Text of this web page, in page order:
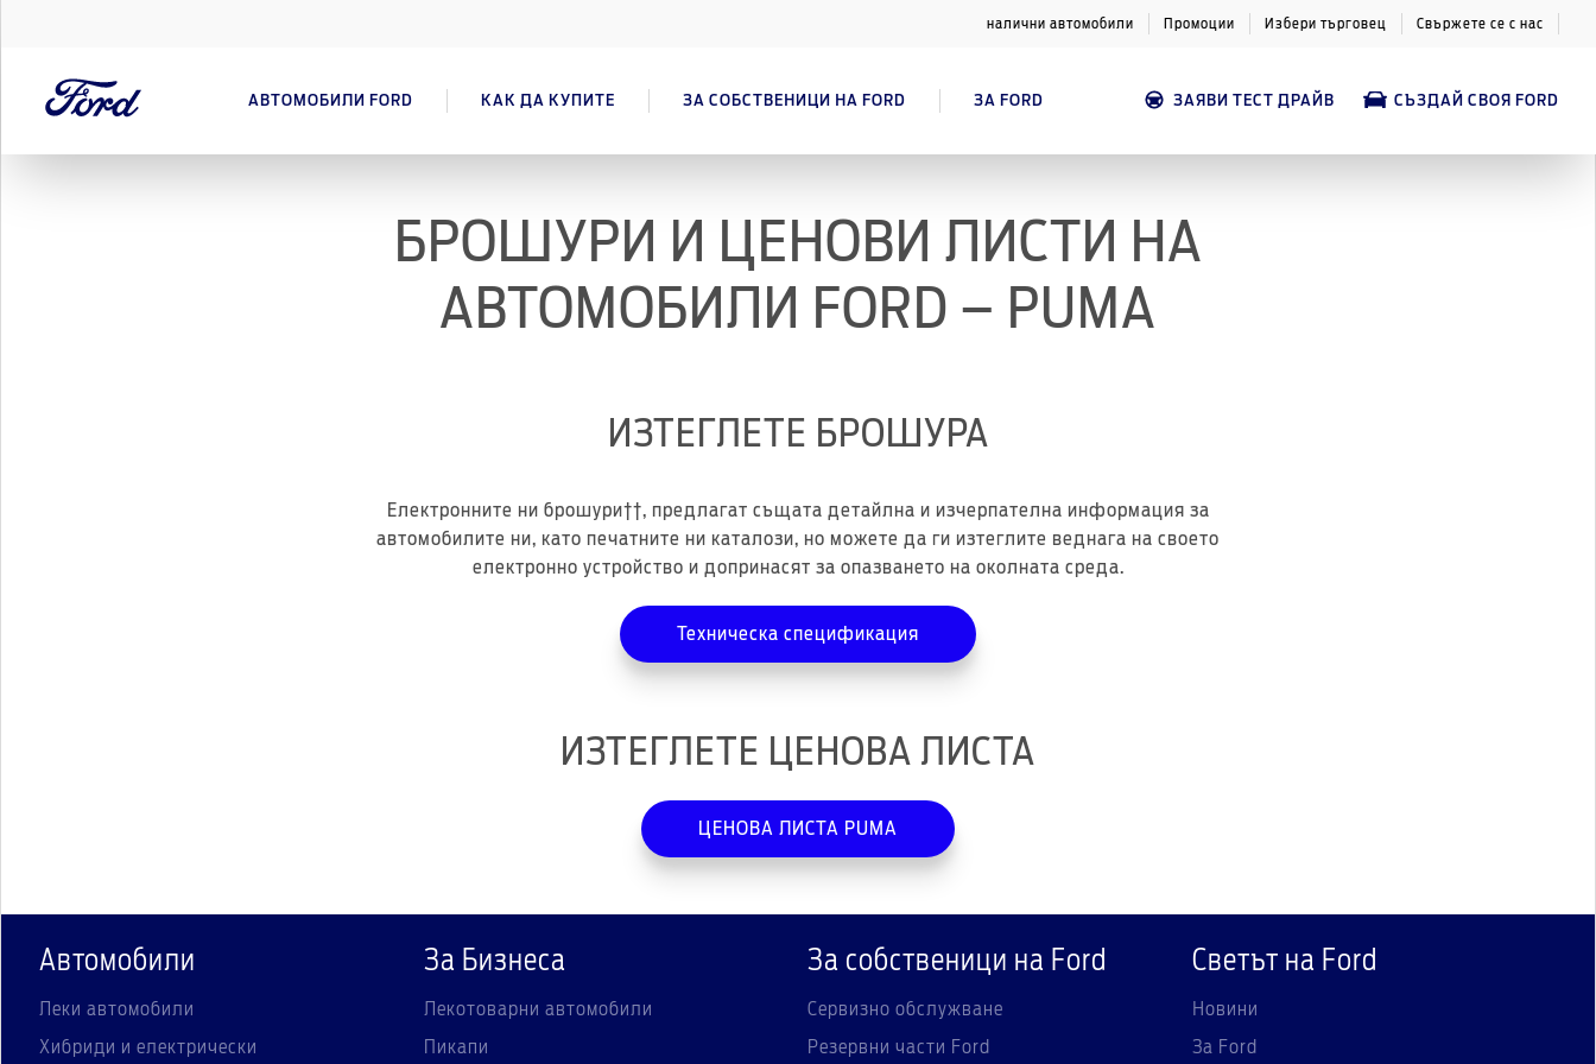
налични автомобили Промоции Избери търговец Свържете се с нас
АВТОМОБИЛИ FORD КАК ДА КУПИТЕ ЗА СОБСТВЕНИЦИ НА FORD ЗА FORD ЗАЯВИ ТЕСТ ДРАЙВ СЪЗДАЙ СВОЯ FORD
БРОШУРИ И ЦЕНОВИ ЛИСТИ НА
АВТОМОБИЛИ FORD – PUMA
ИЗТЕГЛЕТЕ БРОШУРА
Електронните ни брошури††, предлагат същата детайлна и изчерпателна информация за
автомобилите ни, като печатните ни каталози, но можете да ги изтеглите веднага на своето
електронно устройство и допринасят за опазването на околната среда.
Техническа спецификация
ИЗТЕГЛЕТЕ ЦЕНОВА ЛИСТА
ЦЕНОВА ЛИСТА PUMA
Автомобили
Леки автомобили
Хибриди и електрически
За Бизнеса
Лекотоварни автомобили
Пикапи
За собственици на Ford
Сервизно обслужване
Резервни части Ford
Светът на Ford
Новини
За Ford